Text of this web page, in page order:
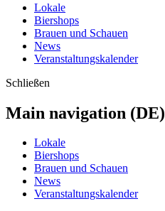
Lokale
Biershops
Brauen und Schauen
News
Veranstaltungskalender
Schließen
Main navigation (DE)
Lokale
Biershops
Brauen und Schauen
News
Veranstaltungskalender